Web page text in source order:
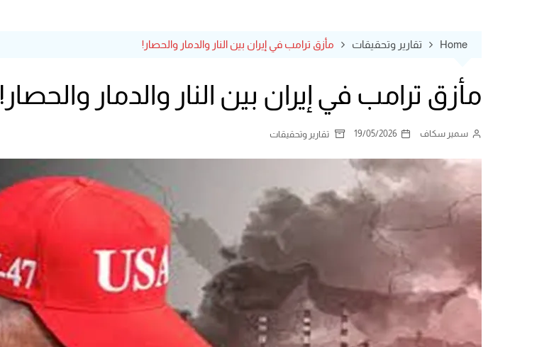
مسرح
Home تقارير وتحقيقات مأزق ترامب في إيران بين النار والدمار والحصار!
مأزق ترامب في إيران بين النار والدمار والحصار!
سمير سكاف 19/05/2026 تقارير وتحقيقات